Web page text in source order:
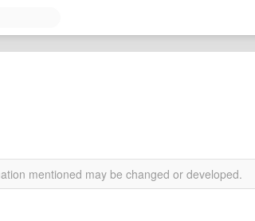
mentioned may be changed or developed.